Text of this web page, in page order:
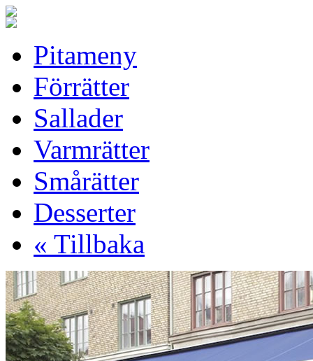
Pitameny
Förrätter
Sallader
Varmrätter
Smårätter
Desserter
« Tillbaka